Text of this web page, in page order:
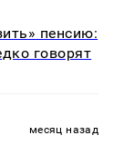
пенсию:
говорят
месяц назад